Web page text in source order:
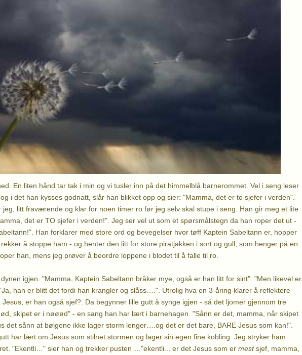
En liten hånd tar tak i min og vi tusler inn på det himmelblå barnerommet. Vel i seng leser
i det han kysses godnatt, slår han blikket opp og sier: "Mamma, det er to sjefer i verden".
jeg, litt fraværende og klar for noen timer ro før jeg selv skal stupe i seng. Han gir meg et lite
det er TO sjefer i verden!". Jeg ser vel ut som et spørsmålstegn da han roper det ut -
Han forklarer med store ord og bevegelser hvor tøff Kaptein Sabeltann er, hopper
å stoppe ham - og henter den litt for store piratjakken i sort og gull, som henger på en
han, mens jeg prøver å beordre loppene i blodet til å falle til ro.
igjen. "Mamma, Kaptein Sabeltann bråker mye, også er han litt for sint". "Men likevel er
han er blitt det fordi han krangler og slåss….". Utrolig hva en 3-åring klarer å reflektere
er han også sjef?. Da begynner lille gutt å synge igjen - så det ljomer gjennom tre
skipet er i nøøød" - en sang han har lært i barnehagen. "Sånn er det, mamma, når skipet
det sånn at bølgene ikke lager storm lenger….og det er det bare, BARE Jesus som kan!".
har lært om Jesus som stilnet stormen og lager sin egen fine kobling. Jeg stryker ham
"Ekentli…" sier han og trekker pusten…."ekentli... er det Jesus som er mestsjef, mamma,